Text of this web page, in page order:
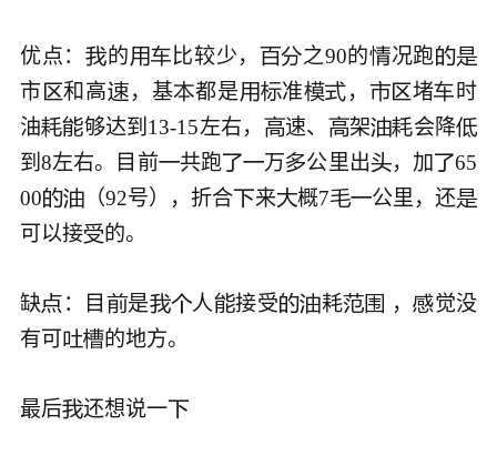
优点：的 比较少， 之90的况跑
市 和高 ，基都是准 ， 堵 时
油够达到13-15左右， 速、 架会降
到8左右。目前共跑 万公里出，加 65
00（92号），折合 来概7公里，还
可以接的。
缺 ：目 是人接受耗  ，觉没
有可 的地方。
最后还想说一